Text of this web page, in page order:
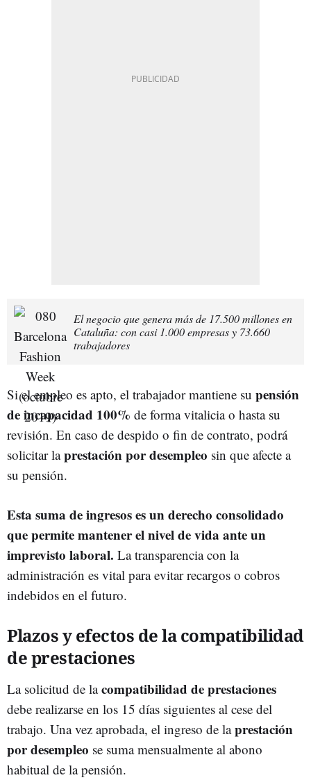
El negocio que genera más de 17.500 millones en
Cataluña: con casi 1.000 empresas y 73.660
trabajadores
Si el empleo es apto, el trabajador mantiene su pensión
de incapacidad 100% de forma vitalicia o hasta su
revisión. En caso de despido o fin de contrato, podrá
solicitar laprestación por desempleo sin que afecte a
su pensión.
Esta suma de ingresos es un derecho consolidado
que permite mantener el nivel de vida ante un
imprevisto laboral. La transparencia con la
administración es vital para evitar recargos o cobros
indebidos en el futuro.
Plazos y efectos de la compatibilidad
de prestaciones
La solicitud de lacompatibilidad de prestaciones
debe realizarse en los 15 días siguientes al cese del
trabajo. Una vez aprobada, el ingreso de laprestación
por desempleo se suma mensualmente al abono
habitual de la pensión.